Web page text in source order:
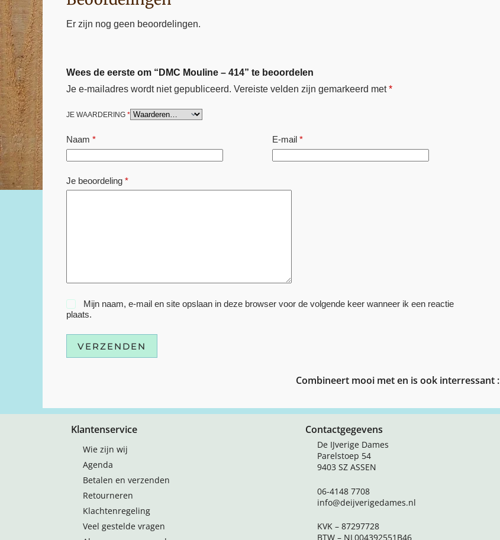
Er zijn nog geen beoordelingen.
Wees de eerste om “DMC Mouline – 414” te beoordelen
Je e-mailadres wordt niet gepubliceerd. Vereiste velden zijn gemarkeerd met*
JE WAARDERING *
Naam * E-mail*
Je beoordeling *
Mijn naam, e-mail en site opslaan in deze browser voor de volgende keer wanneer ik een reactie
plaats.
VERZENDEN
Combineert mooi met en is ook interressant :
Klantenservice
Wie zijn wij
Agenda
Betalen en verzenden
Retourneren
Klachtenregeling
Veel gestelde vragen
Contactgegevens
De IJverige Dames
Parelstoep 54
9403 SZ ASSEN
06-4148 7708
info@deijverigedames.nl
KVK – 87297728
BTW – NL004392551B46